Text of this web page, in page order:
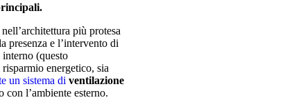
più protesa
presenza e l’intervento di
(questo
energetico, sia
un sistema di ventilazione
con l’ambiente esterno.